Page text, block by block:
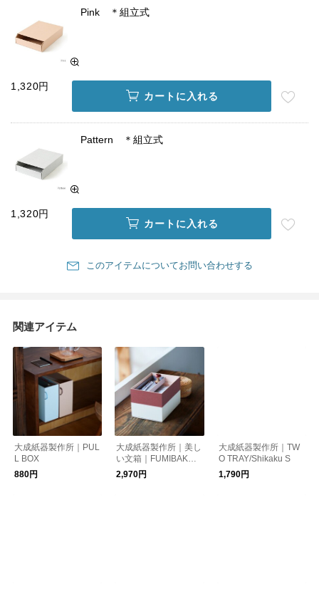
Pink ＊組立式
1,320円
カートに入れる
Pattern ＊組立式
1,320円
カートに入れる
このアイテムについてお問い合わせする
関連アイテム
大成紙器製作所｜PUL
L BOX
880円
大成紙器製作所｜美し
い文箱｜FUMIBAKO <
S>
2,970円
大成紙器製作所｜TW
O TRAY/Shikaku S
1,790円